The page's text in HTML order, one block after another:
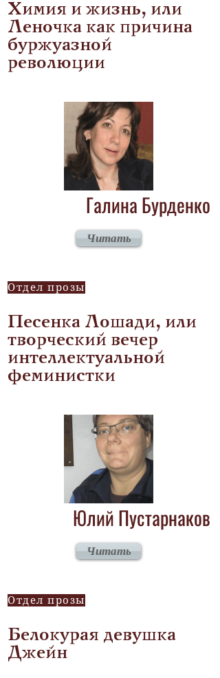
Химия и жизнь, или
Леночка как причина
буржуазной
революции
Галина Бурденко
Читать
Отдел прозы
Песенка Лошади, или
творческий вечер
интеллектуальной
феминистки
Юлий Пустарнаков
Читать
Отдел прозы
Белокурая девушка
Джейн